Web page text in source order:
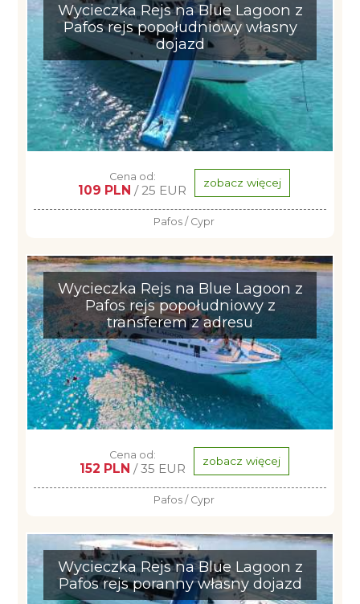
Wycieczka Rejs na Blue Lagoon z
Pafos rejs popołudniowy własny
dojazd
Cena od:
109 PLN / 25 EUR zobacz więcej
Pafos / Cypr
Wycieczka Rejs na Blue Lagoon z
Pafos rejs popołudniowy z
transferem z adresu
Cena od:
152 PLN / 35 EUR zobacz więcej
Pafos / Cypr
Wycieczka Rejs na Blue Lagoon z
Pafos rejs poranny własny dojazd